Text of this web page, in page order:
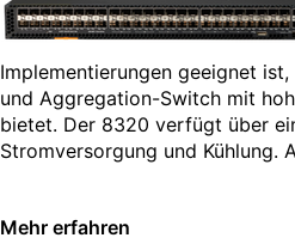
Implementierungen geeignet
und Aggregation-Switch mit
bietet. Der 8320 verfügt über
Stromversorgung und Kühlung.
Mehr erfahren